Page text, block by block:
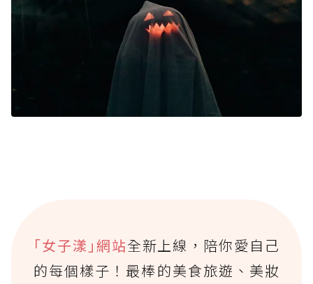
｢女子漾｣網站全新上線，陪你愛自己
的每個樣子！最棒的美食旅遊、美妝